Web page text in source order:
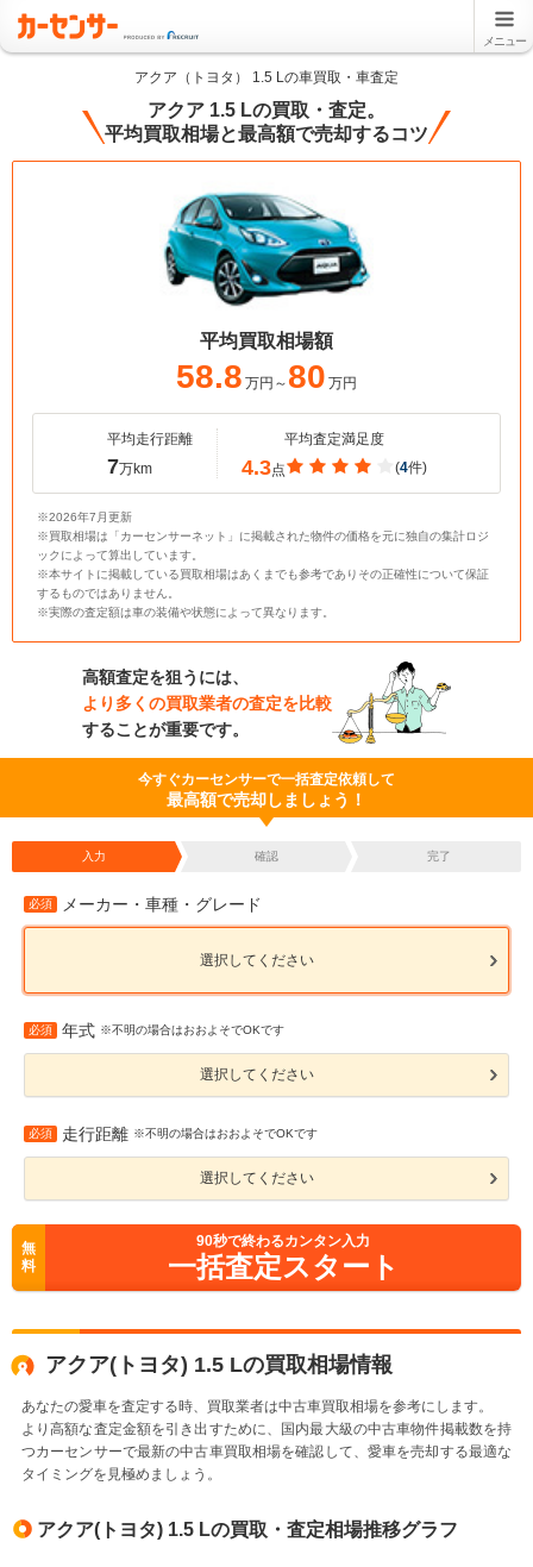
メニュー
アクア（トヨタ） 1.5 Lの車買取・車査定
アクア 1.5 Lの買取・査定。
平均買取相場と最高額で売却するコツ
平均買取相場額
58.8 万円～ 80 万円
平均走行距離
7万km
平均査定満足度
4.3点 (4件)
※2026年7月更新
※買取相場は「カーセンサーネット」に掲載された物件の価格を元に独自の集計ロジ
ックによって算出しています。
※本サイトに掲載している買取相場はあくまでも参考でありその正確性について保証
するものではありません。
※実際の査定額は車の装備や状態によって異なります。
高額査定を狙うには、
より多くの買取業者の査定を比較
することが重要です。
今すぐカーセンサーで一括査定依頼して
最高額で売却しましょう！
入力 確認 完了
必須 メーカー・車種・グレード
選択してください
必須 年式 ※不明の場合はおおよそでOKです
選択してください
必須 走行距離 ※不明の場合はおおよそでOKです
選択してください
無
料
90秒で終わるカンタン入力
一括査定スタート
アクア(トヨタ) 1.5 Lの買取相場情報
あなたの愛車を査定する時、買取業者は中古車買取相場を参考にします。
より高額な査定金額を引き出すために、国内最大級の中古車物件掲載数を持
つカーセンサーで最新の中古車買取相場を確認して、愛車を売却する最適な
タイミングを見極めましょう。
アクア(トヨタ) 1.5 Lの買取・査定相場推移グラフ